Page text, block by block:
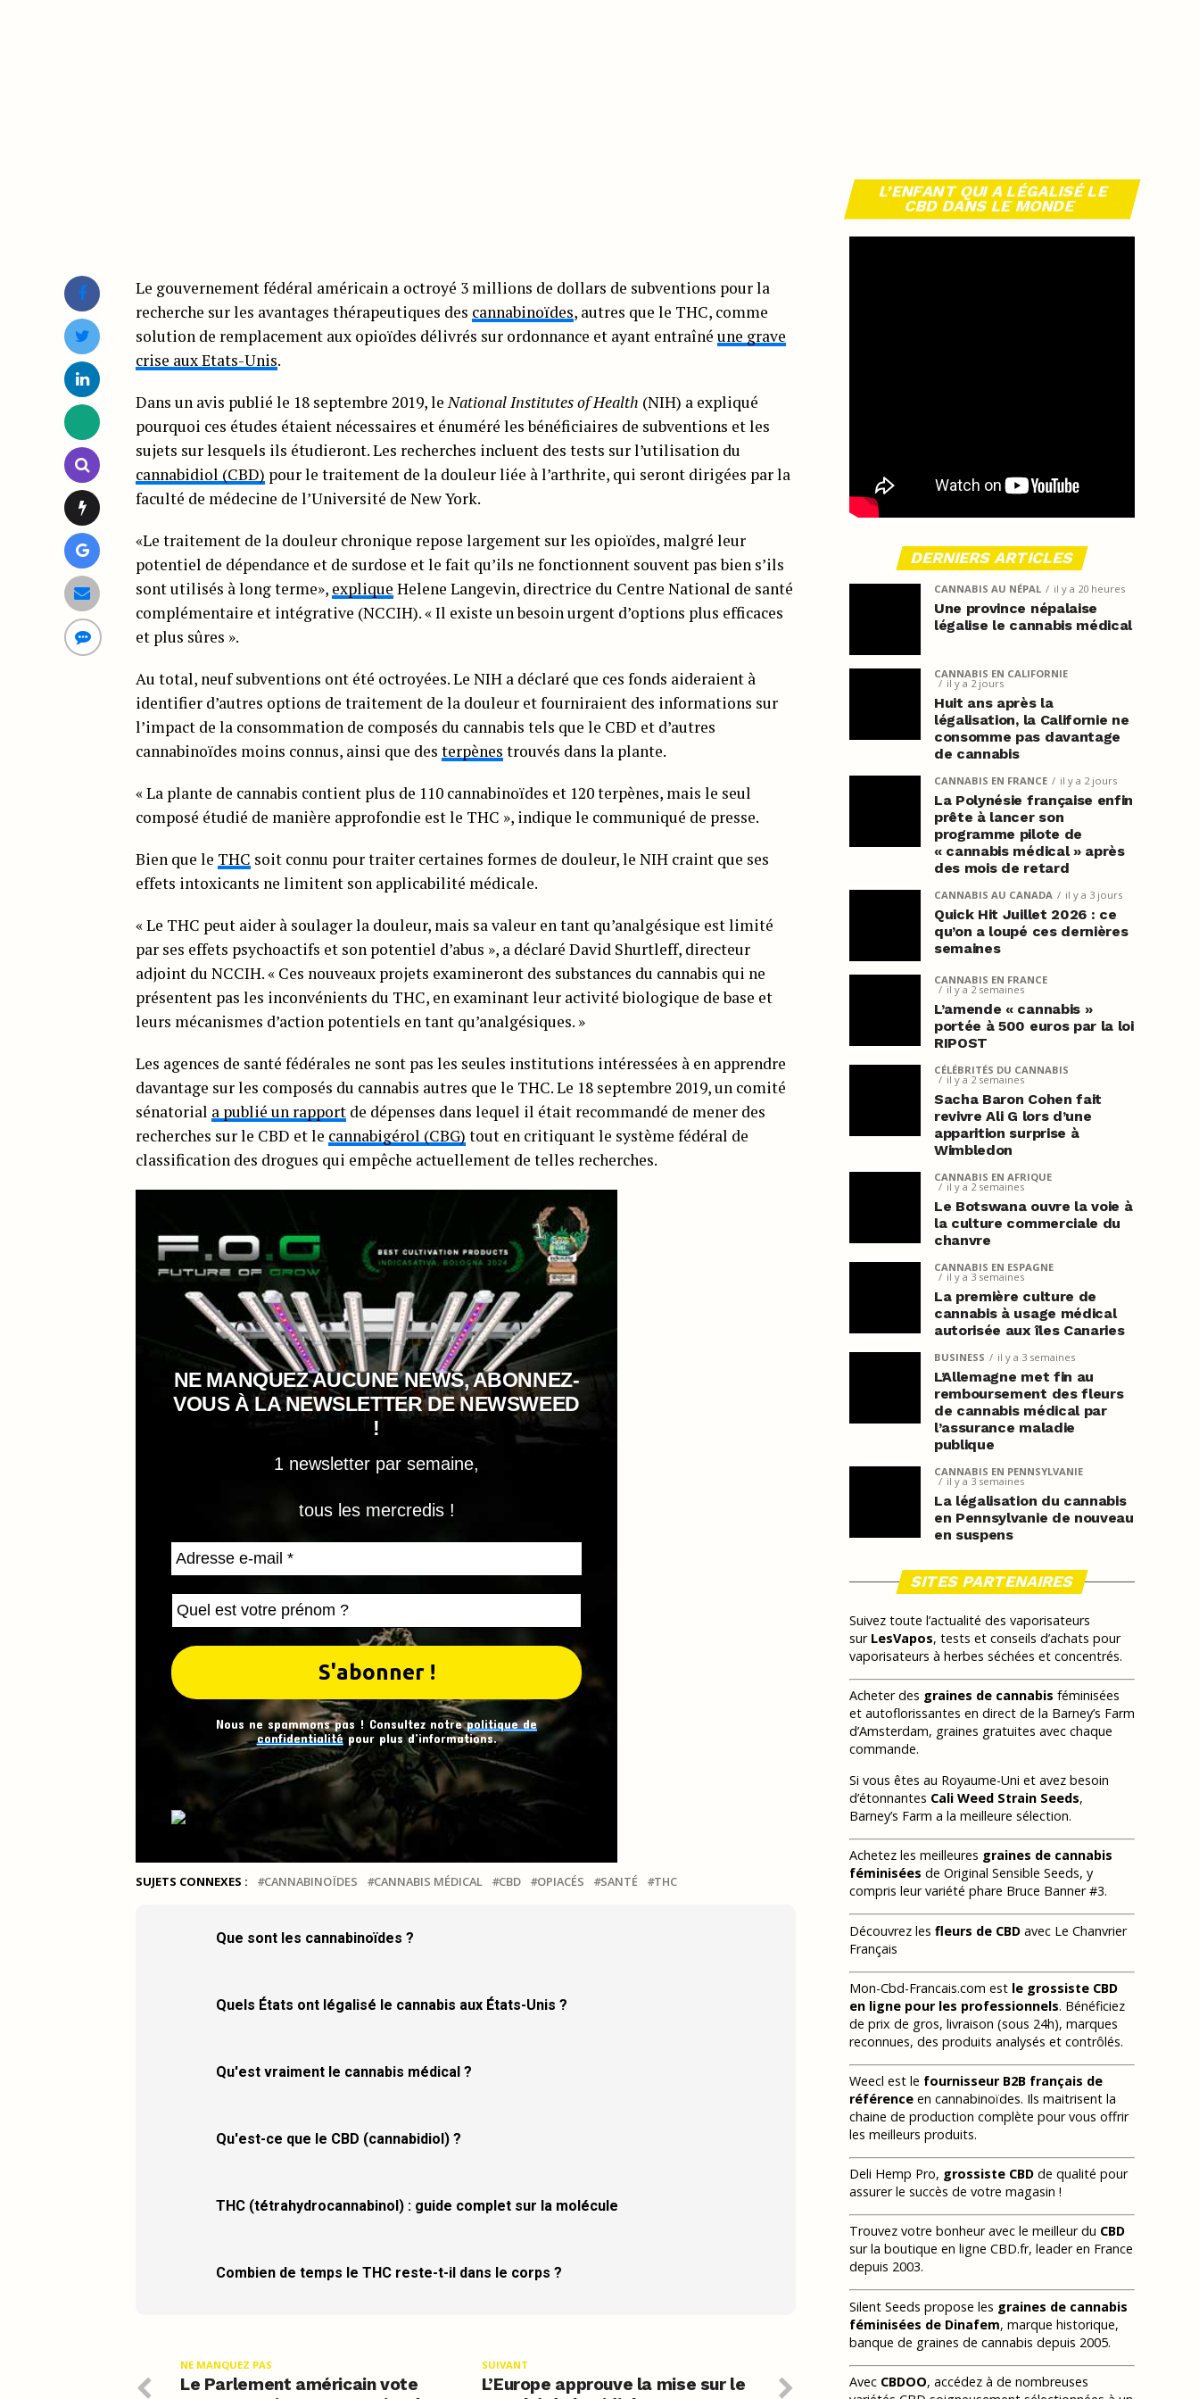
Le gouvernement fédéral américain a octroyé 3 millions de dollars de subventions pour la
recherche sur les avantages thérapeutiques des cannabinoïdes, autres que le THC, comme
solution de remplacement aux opioïdes délivrés sur ordonnance et ayant entraîné une grave
crise aux Etats-Unis.
Dans un avis publié le 18 septembre 2019, leNational Institutes of Health (NIH) a expliqué
pourquoi ces études étaient nécessaires et énuméré les bénéficiaires de subventions et les
sujets sur lesquels ils étudieront. Les recherches incluent des tests sur l’utilisation du
cannabidiol (CBD) pour le traitement de la douleur liée à l’arthrite, qui seront dirigées par la
faculté de médecine de l’Université de New York.
«Le traitement de la douleur chronique repose largement sur les opioïdes, malgré leur
potentiel de dépendance et de surdose et le fait qu’ils ne fonctionnent souvent pas bien s’ils
sont utilisés à long terme», explique Helene Langevin, directrice du Centre National de santé
complémentaire et intégrative (NCCIH). « Il existe un besoin urgent d’options plus efficaces
et plus sûres ».
Au total, neuf subventions ont été octroyées. Le NIH a déclaré que ces fonds aideraient à
identifier d’autres options de traitement de la douleur et fourniraient des informations sur
l’impact de la consommation de composés du cannabis tels que le CBD et d’autres
cannabinoïdes moins connus, ainsi que des terpènes trouvés dans la plante.
« La plante de cannabis contient plus de 110 cannabinoïdes et 120 terpènes, mais le seul
composé étudié de manière approfondie est le THC », indique le communiqué de presse.
Bien que le THC soit connu pour traiter certaines formes de douleur, le NIH craint que ses
effets intoxicants ne limitent son applicabilité médicale.
« Le THC peut aider à soulager la douleur, mais sa valeur en tant qu’analgésique est limité
par ses effets psychoactifs et son potentiel d’abus », a déclaré David Shurtleff, directeur
adjoint du NCCIH. « Ces nouveaux projets examineront des substances du cannabis qui ne
présentent pas les inconvénients du THC, en examinant leur activité biologique de base et
leurs mécanismes d’action potentiels en tant qu’analgésiques. »
Les agences de santé fédérales ne sont pas les seules institutions intéressées à en apprendre
davantage sur les composés du cannabis autres que le THC. Le 18 septembre 2019, un comité
sénatorial a publié un rapport de dépenses dans lequel il était recommandé de mener des
recherches sur le CBD et le cannabigérol (CBG) tout en critiquant le système fédéral de
classification des drogues qui empêche actuellement de telles recherches.
NE MANQUEZ AUCUNE NEWS, ABONNEZ-
VOUS À LA NEWSLETTER DE NEWSWEED
!
1 newsletter par semaine,
tous les mercredis !
Nous ne spammons pas ! Consultez notrepolitique de
confidentialitépour plus d’informations.
SUJETS CONNEXES : CANNABINOÏDES CANNABIS MÉDICAL CBD OPIACÉS SANTÉ THC
Que sont les cannabinoïdes ?
Quels États ont légalisé le cannabis aux États-Unis ?
Qu'est vraiment le cannabis médical ?
Qu'est-ce que le CBD (cannabidiol) ?
THC (tétrahydrocannabinol) : guide complet sur la molécule
Combien de temps le THC reste-t-il dans le corps ?
SUIVANT
L’Europe approuve la mise sur le
NE MANQUEZ PAS
Le Parlement américain vote
L’ENFANT QUI A LÉGALISÉ LE
CBD DANS LE MONDE
DERNIERS ARTICLES
CANNABIS AU NÉPAL il y a 20 heures
Une province népalaise
légalise le cannabis médical
CANNABIS EN CALIFORNIE
il y a 2 jours
Huit ans après la
légalisation, la Californie ne
consomme pas davantage
de cannabis
CANNABIS EN FRANCE il y a 2 jours
La Polynésie française enfin
prête à lancer son
programme pilote de
« cannabis médical » après
des mois de retard
CANNABIS AU CANADA il y a 3 jours
Quick Hit Juillet 2026 : ce
qu’on a loupé ces dernières
semaines
CANNABIS EN FRANCE
il y a 2 semaines
L’amende « cannabis »
portée à 500 euros par la loi
RIPOST
CÉLÉBRITÉS DU CANNABIS
il y a 2 semaines
Sacha Baron Cohen fait
revivre Ali G lors d’une
apparition surprise à
Wimbledon
CANNABIS EN AFRIQUE
il y a 2 semaines
Le Botswana ouvre la voie à
la culture commerciale du
chanvre
CANNABIS EN ESPAGNE
il y a 3 semaines
La première culture de
cannabis à usage médical
autorisée aux îles Canaries
BUSINESS il y a 3 semaines
L’Allemagne met fin au
remboursement des fleurs
de cannabis médical par
l’assurance maladie
publique
CANNABIS EN PENNSYLVANIE
il y a 3 semaines
La légalisation du cannabis
en Pennsylvanie de nouveau
en suspens
SITES PARTENAIRES
Suivez toute l’actualité des vaporisateurs
sur LesVapos, tests et conseils d’achats pour
vaporisateurs à herbes séchées et concentrés.
Acheter des graines de cannabis féminisées
et autoflorissantes en direct de la Barney’s Farm
d’Amsterdam, graines gratuites avec chaque
commande.
Si vous êtes au Royaume-Uni et avez besoin
d’étonnantes Cali Weed Strain Seeds,
Barney’s Farm a la meilleure sélection.
Achetez les meilleures graines de cannabis
féminisées de Original Sensible Seeds, y
compris leur variété phare Bruce Banner #3.
Découvrez les fleurs de CBD avec Le Chanvrier
Français
Mon-Cbd-Francais.com est le grossiste CBD
en ligne pour les professionnels. Bénéficiez
de prix de gros, livraison (sous 24h), marques
reconnues, des produits analysés et contrôlés.
Weecl est le fournisseur B2B français de
référence en cannabinoïdes. Ils maitrisent la
chaine de production complète pour vous offrir
les meilleurs produits.
Deli Hemp Pro, grossiste CBD de qualité pour
assurer le succès de votre magasin !
Trouvez votre bonheur avec le meilleur du CBD
sur la boutique en ligne CBD.fr, leader en France
depuis 2003.
Silent Seeds propose les graines de cannabis
féminisées de Dinafem, marque historique,
banque de graines de cannabis depuis 2005.
Avec CBDOO, accédez à de nombreuses